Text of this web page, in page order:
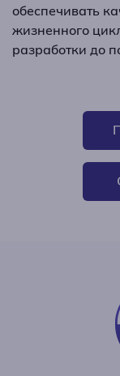
обеспечивать
жизненного
разработки до